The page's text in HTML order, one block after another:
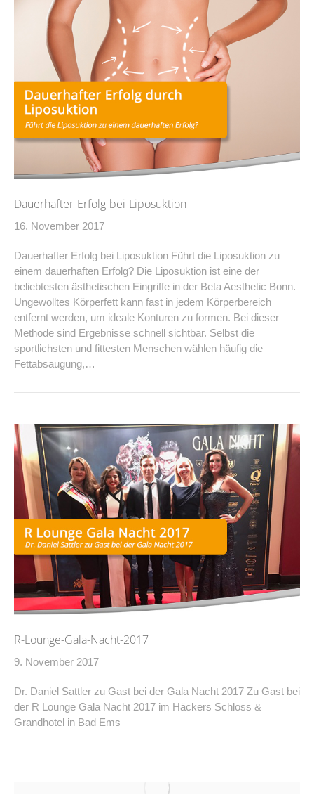
Dauerhafter-Erfolg-bei-Liposuktion
16. November 2017
Dauerhafter Erfolg bei Liposuktion Führt die Liposuktion zu
einem dauerhaften Erfolg? Die Liposuktion ist eine der
beliebtesten ästhetischen Eingriffe in der Beta Aesthetic Bonn.
Ungewolltes Körperfett kann fast in jedem Körperbereich
entfernt werden, um ideale Konturen zu formen. Bei dieser
Methode sind Ergebnisse schnell sichtbar. Selbst die
sportlichsten und fittesten Menschen wählen häufig die
Fettabsaugung,…
R-Lounge-Gala-Nacht-2017
9. November 2017
Dr. Daniel Sattler zu Gast bei der Gala Nacht 2017 Zu Gast bei
der R Lounge Gala Nacht 2017 im Häckers Schloss &
Grandhotel in Bad Ems